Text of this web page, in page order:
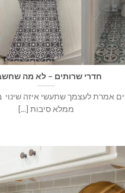
חדרי שרותים – לא מה
אמרת לעצמך שתעשי איזה שינוי
ממלא סיבות [...]